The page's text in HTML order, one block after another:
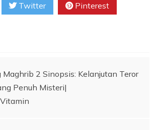
Twitter Pinterest
Maghrib 2 Sinopsis: Kelanjutan Teror
Penuh Misteri|